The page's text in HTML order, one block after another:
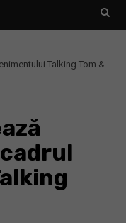
Talking Tom &